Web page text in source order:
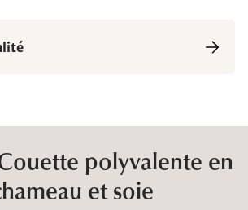
polyvalente en
et soie